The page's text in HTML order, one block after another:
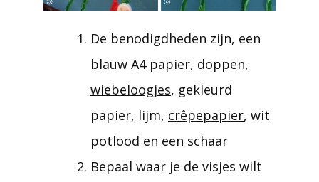
De benodigdheden zijn, een
blauw A4 papier, doppen,
wiebeloogjes, gekleurd
papier, lijm, crêpepapier, wit
potlood en een schaar
Bepaal waar je de visjes wilt